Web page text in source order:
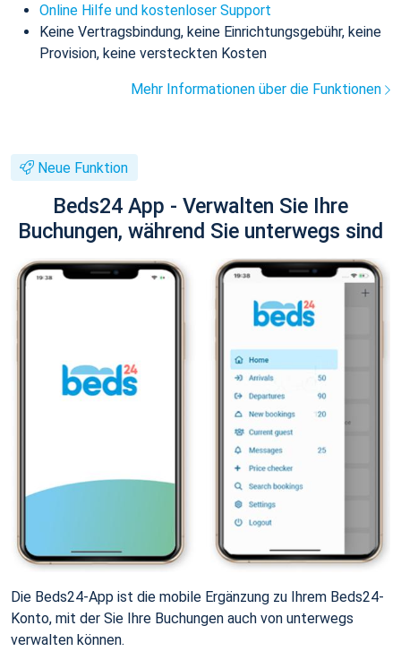
Online Hilfe und kostenloser Support
Keine Vertragsbindung, keine Einrichtungsgebühr, keine
Provision, keine versteckten Kosten
Mehr Informationen über die Funktionen
Neue Funktion
Beds24 App - Verwalten Sie Ihre
Buchungen, während Sie unterwegs sind
Die Beds24-App ist die mobile Ergänzung zu Ihrem Beds24-
Konto, mit der Sie Ihre Buchungen auch von unterwegs
verwalten können.